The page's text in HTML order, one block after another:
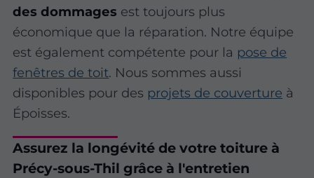
des dommages est toujours plus
économique que la réparation. Notre équipe
est également compétente pour la pose de
fenêtres de toit. Nous sommes aussi
disponibles pour des projets de couverture à
Époisses.
Assurez la longévité de votre toiture à
Précy-sous-Thil grâce à l'entretien